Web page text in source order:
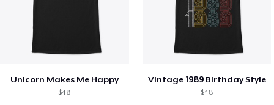
Unicorn Makes Me Happy
$48
Vintage 1989 Birthday Style
$48